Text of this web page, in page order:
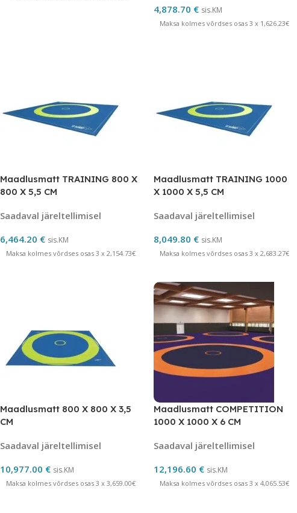
4,878.70 € sis.KM
Maksa kolmes võrdses osas 3 x 1,626.23€
Maadlusmatt TRAINING 800 X
800 X 5,5 CM
Saadaval järeltellimisel
6,464.20 € sis.KM
Maksa kolmes võrdses osas 3 x 2,154.73€
Maadlusmatt TRAINING 1000
X 1000 X 5,5 CM
Saadaval järeltellimisel
8,049.80 € sis.KM
Maksa kolmes võrdses osas 3 x 2,683.27€
Maadlusmatt 800 X 800 X 3,5
CM
Saadaval järeltellimisel
10,977.00 € sis.KM
Maksa kolmes võrdses osas 3 x 3,659.00€
Maadlusmatt COMPETITION
1000 X 1000 X 6 CM
Saadaval järeltellimisel
12,196.60 € sis.KM
Maksa kolmes võrdses osas 3 x 4,065.53€